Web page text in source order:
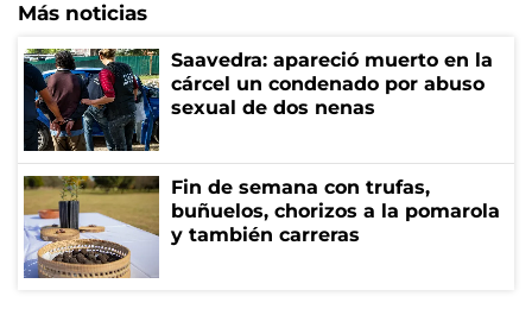
Más noticias
Saavedra: apareció muerto en la
cárcel un condenado por abuso
sexual de dos nenas
Fin de semana con trufas,
buñuelos, chorizos a la pomarola
y también carreras